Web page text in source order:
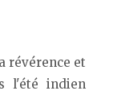
révérence et
l'été indien